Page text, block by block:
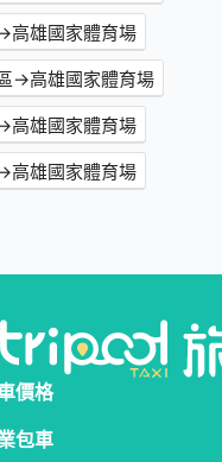
高雄國家體育場
→高雄國家體育場
高雄國家體育場
高雄國家體育場
價格
包車